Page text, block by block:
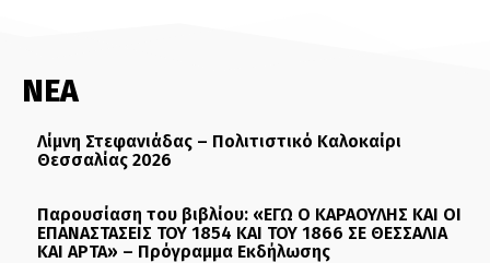
ΝΕΑ
Λίμνη Στεφανιάδας – Πολιτιστικό Καλοκαίρι
Θεσσαλίας 2026
Παρουσίαση του βιβλίου: «ΕΓΩ Ο ΚΑΡΑΟΥΛΗΣ ΚΑΙ ΟΙ
ΕΠΑΝΑΣΤΑΣΕΙΣ ΤΟΥ 1854 ΚΑΙ ΤΟΥ 1866 ΣΕ ΘΕΣΣΑΛΙΑ
ΚΑΙ ΑΡΤΑ» – Πρόγραμμα Εκδήλωσης